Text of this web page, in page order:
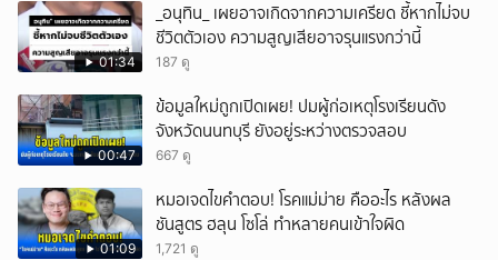
01:34
_อนุทิน_ เผยอาจเกิดจากความเครียด ชี้หากไม่จบ
ชีวิตตัวเอง ความสูญเสียอาจรุนแรงกว่านี้
187 ดู
00:47
ข้อมูลใหม่ถูกเปิดเผย! ปมผู้ก่อเหตุโรงเรียนดัง
จังหวัดนนทบุรี ยังอยู่ระหว่างตรวจสอบ
667 ดู
01:09
หมอเจดไขคำตอบ! โรคแม่ม่าย คืออะไร หลังผล
ชันสูตร ฮลุน โซโล่ ทำหลายคนเข้าใจผิด
1,721 ดู